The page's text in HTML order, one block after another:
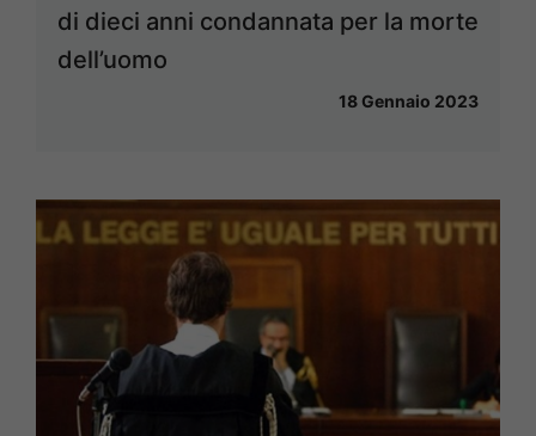
di dieci anni condannata per la morte
dell’uomo
18 Gennaio 2023